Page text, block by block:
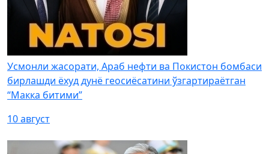
Усмонли жасорати, Араб нефти ва Покистон бомбаси
бирлашди ёхуд дунё геосиёсатини ўзгартираётган
“Макка битими”
10 август